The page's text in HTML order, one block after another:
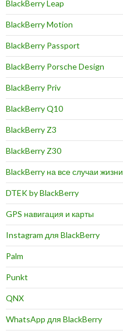
BlackBerry Leap
BlackBerry Motion
BlackBerry Passport
BlackBerry Porsche Design
BlackBerry Priv
BlackBerry Q10
BlackBerry Z3
BlackBerry Z30
BlackBerry на все случаи жизни
DTEK by BlackBerry
GPS навигация и карты
Instagram для BlackBerry
Palm
Punkt
QNX
WhatsApp для BlackBerry